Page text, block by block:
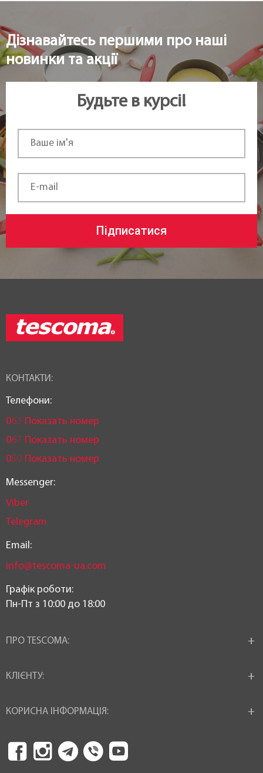
Дізнавайтесь першими про наші
новинки та акції
Будьте в курсі!
Підписатися
КОНТАКТИ:
Телефони:
063 Показать номер
067 Показать номер
050 Показать номер
Messenger:
Viber
Telegram
Email:
info@tescoma-ua.com
Графік роботи:
Пн-Пт з 10:00 до 18:00
ПРО TESCOMA:
КЛІЄНТУ:
КОРИСНА ІНФОРМАЦІЯ: